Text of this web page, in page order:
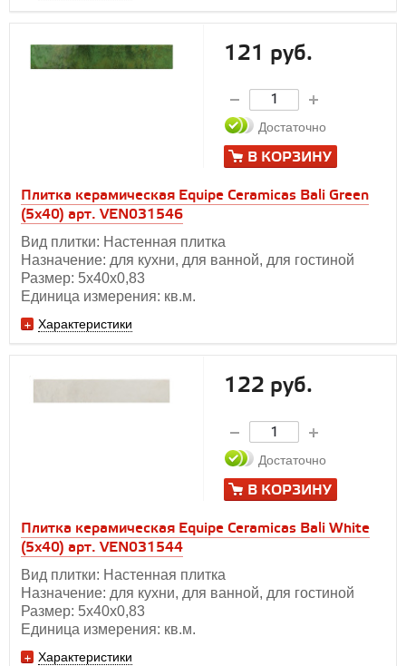
Плитка керамическая Equipe Ceramicas Bali Green
(5х40) арт. VEN031546
Вид плитки: Настенная плитка
Назначение: для кухни, для ванной, для гостиной
Размер: 5х40х0,83
Единица измерения: кв.м.
Характеристики
121 руб.
Достаточно
В КОРЗИНУ
Плитка керамическая Equipe Ceramicas Bali White
(5х40) арт. VEN031544
Вид плитки: Настенная плитка
Назначение: для кухни, для ванной, для гостиной
Размер: 5х40х0,83
Единица измерения: кв.м.
Характеристики
122 руб.
Достаточно
В КОРЗИНУ